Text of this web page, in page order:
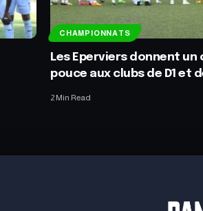
CHAMPIONNATS
Les Eperviers donnent un
pouce aux clubs de D1 et
2 Min Read